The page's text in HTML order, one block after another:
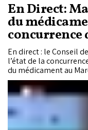
En Direct:
du
concurrence
En direct : le Conseil
l’état de la
du médicament au